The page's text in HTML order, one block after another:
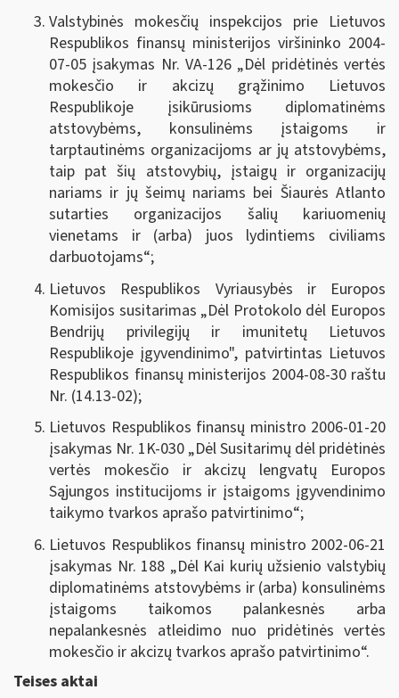
Valstybinės mokesčių inspekcijos prie Lietuvos
Respublikos finansų ministerijos viršininko 2004-
07-05 įsakymas Nr. VA-126 „Dėl pridėtinės vertės
mokesčio ir akcizų grąžinimo Lietuvos
Respublikoje įsikūrusioms diplomatinėms
atstovybėms, konsulinėms įstaigoms ir
tarptautinėms organizacijoms ar jų atstovybėms,
taip pat šių atstovybių, įstaigų ir organizacijų
nariams ir jų šeimų nariams bei Šiaurės Atlanto
sutarties organizacijos šalių kariuomenių
vienetams ir (arba) juos lydintiems civiliams
darbuotojams“;
Lietuvos Respublikos Vyriausybės ir Europos
Komisijos susitarimas „Dėl Protokolo dėl Europos
Bendrijų privilegijų ir imunitetų Lietuvos
Respublikoje įgyvendinimo", patvirtintas Lietuvos
Respublikos finansų ministerijos 2004-08-30 raštu
Nr. (14.13-02);
Lietuvos Respublikos finansų ministro 2006-01-20
įsakymas Nr. 1K-030 „Dėl Susitarimų dėl pridėtinės
vertės mokesčio ir akcizų lengvatų Europos
Sąjungos institucijoms ir įstaigoms įgyvendinimo
taikymo tvarkos aprašo patvirtinimo“;
Lietuvos Respublikos finansų ministro 2002-06-21
įsakymas Nr. 188 „Dėl Kai kurių užsienio valstybių
diplomatinėms atstovybėms ir (arba) konsulinėms
įstaigoms taikomos palankesnės arba
nepalankesnės atleidimo nuo pridėtinės vertės
mokesčio ir akcizų tvarkos aprašo patvirtinimo“.
Teises aktai